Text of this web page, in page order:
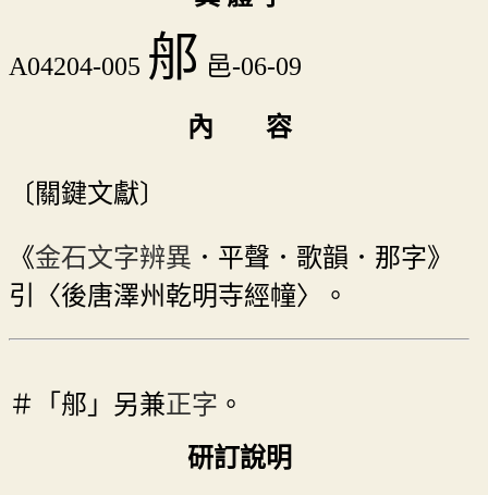
A04204-005 郍 邑-06-09
內 容
〔關鍵文獻〕
《金石文字辨異 ．平聲．歌韻．那字》
引〈後唐澤州乾明寺經幢〉。
＃「郍」另兼正字 。
研訂說明